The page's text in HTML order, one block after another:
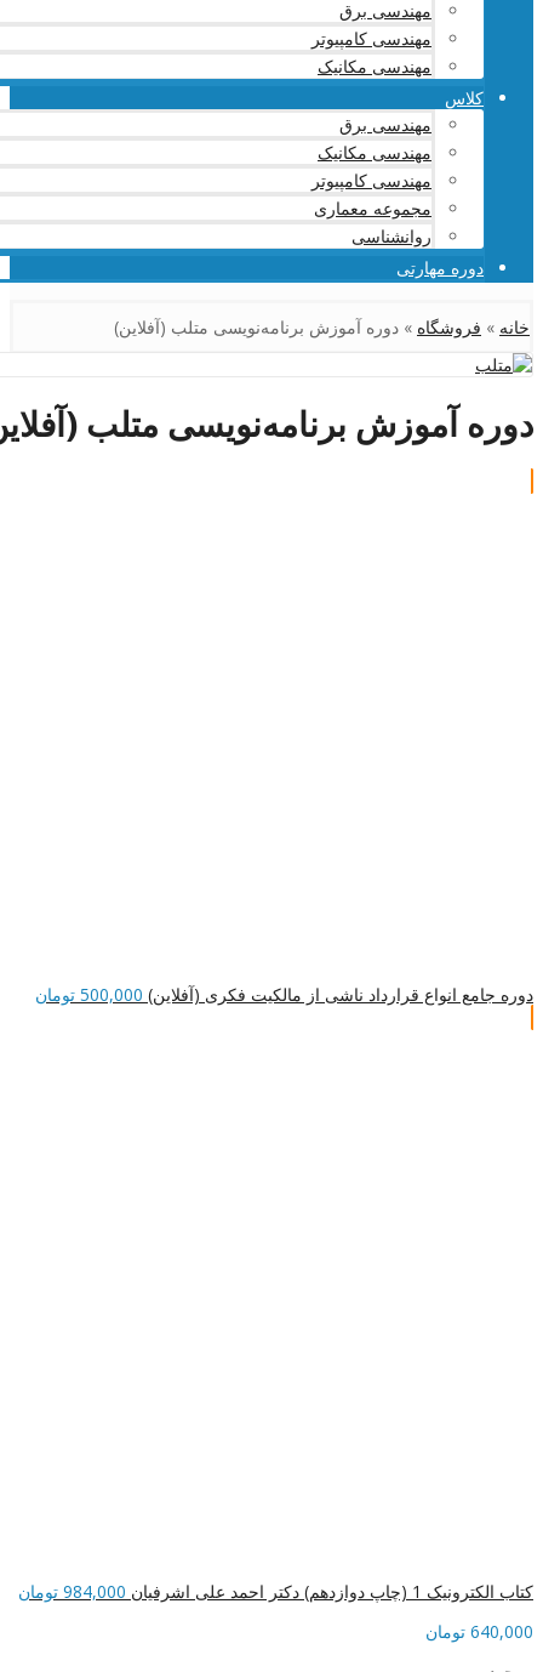
مهندسی برق
مهندسی کامپیوتر
مهندسی مکانیک
کلاس
مهندسی برق
مهندسی مکانیک
مهندسی کامپیوتر
مجموعه معماری
روانشناسی
دوره مهارتی
خانه » فروشگاه » دوره آموزش برنامه‌نویسی متلب (آفلاین)
دوره آموزش برنامه‌نویسی متلب
دوره جامع انواع قرارداد ناشی از مالکیت فکری (آفلاین) 500,000 تومان
کتاب الکترونیک 1 (چاپ دوازدهم) دکتر احمد علی اشرفیان 984,000 تومان
640,000 تومان